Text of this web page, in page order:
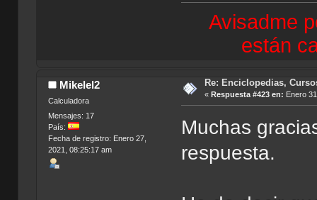
Avisadme
están
Mikelel2
Calculadora
Mensajes: 17
País:
Fecha de registro: Enero 27,
2021, 08:25:17 am
Re: Enciclopedias,
« Respuesta #423 en: Enero
Muchas
respuesta.